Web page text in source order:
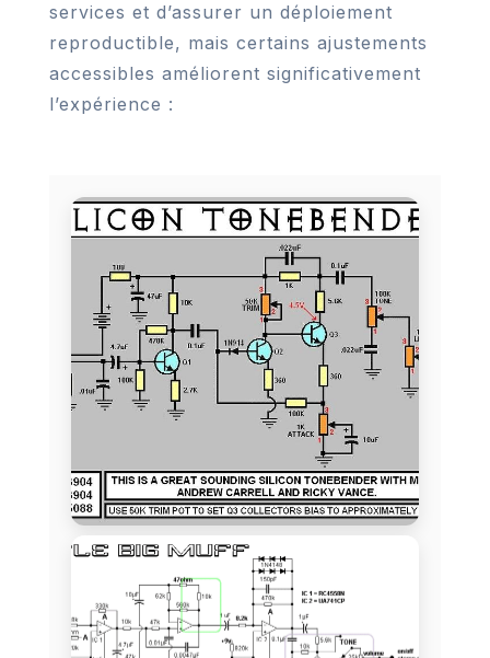
services et d’assurer un déploiement
reproductible, mais certains ajustements
accessibles améliorent significativement
l’expérience :